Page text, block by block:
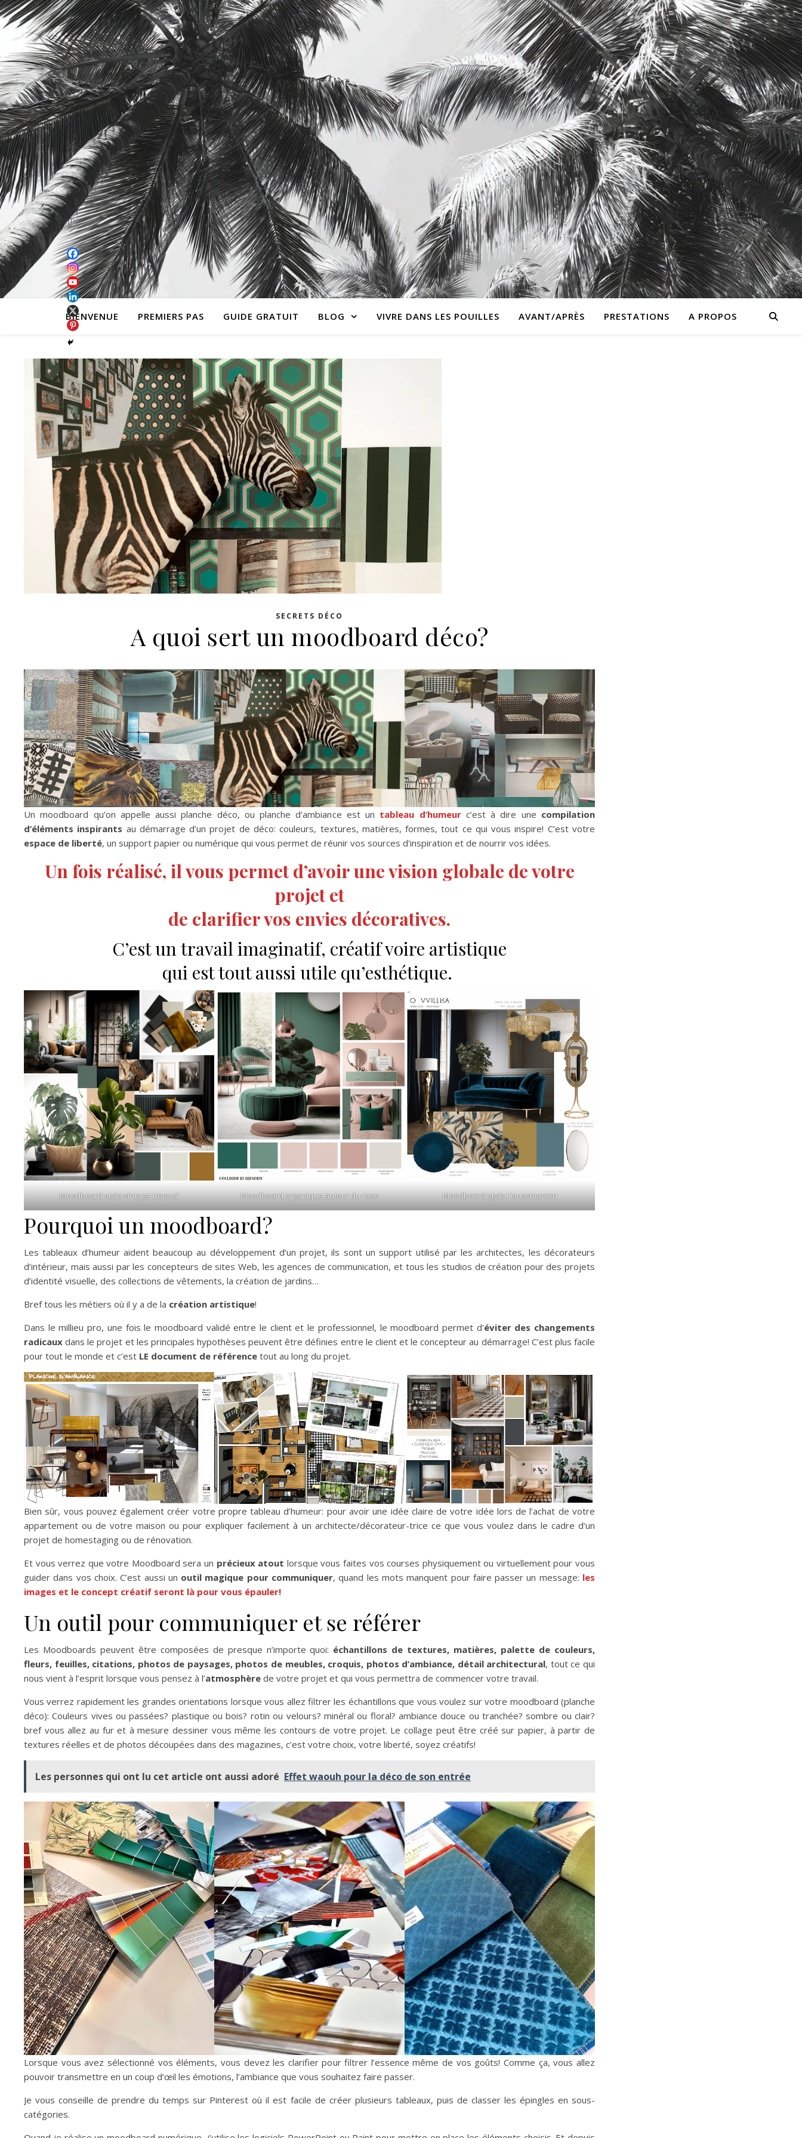
BIENVENUE PREMIERS PAS GUIDE GRATUIT BLOG VIVRE DANS LES POUILLES AVANT/APRÈS PRESTATIONS A PROPOS
SECRETS DÉCO
A quoi sert un moodboard déco?
Un moodboard qu’on appelle aussi planche déco, ou planche d’ambiance est un tableau d’humeurc’est à dire une compilation
d’éléments inspirants au démarrage d’un projet de déco: couleurs, textures, matières, formes, tout ce qui vous inspire! C’est votre
espace de liberté, un support papier ou numérique qui vous permet de réunir vos sources d’inspiration et de nourrir vos idées.
Un fois réalisé, il vous permet d’avoir une vision globale de votre
projet et
de clarifier vos envies décoratives.
C’est un travail imaginatif, créatif voire artistique
qui est tout aussi utile qu’esthétique.
Moodboard style vintage tropical Moodboard organique autour du rose Moodboard style Haussmanien
Pourquoi un moodboard?
Les tableaux d’humeur aident beaucoup au développement d’un projet, ils sont un support utilisé par les architectes, les décorateurs
d’intérieur, mais aussi par les concepteurs de sites Web, les agences de communication, et tous les studios de création pour des projets
d’identité visuelle, des collections de vêtements, la création de jardins…
Bref tous les métiers où il y a de la création artistique!
Dans le millieu pro, une fois le moodboard validé entre le client et le professionnel, le moodboard permet d’éviter des changements
radicaux dans le projet et les principales hypothèses peuvent être définies entre le client et le concepteur au démarrage! C’est plus facile
pour tout le monde et c’est LE document de référence tout au long du projet.
Bien sûr, vous pouvez également créer votre propre tableau d’humeur: pour avoir une idée claire de votre idée lors de l’achat de votre
appartement ou de votre maison ou pour expliquer facilement à un architecte/décorateur-trice ce que vous voulez dans le cadre d’un
projet de homestaging ou de rénovation.
Et vous verrez que votre Moodboard sera un précieux atout lorsque vous faites vos courses physiquement ou virtuellement pour vous
guider dans vos choix. C’est aussi un outil magique pour communiquer, quand les mots manquent pour faire passer un message: les
images et le concept créatif seront là pour vous épauler!
Un outil pour communiquer et se référer
Les Moodboards peuvent être composées de presque n’importe quoi: échantillons de textures, matières, palette de couleurs,
fleurs, feuilles, citations, photos de paysages, photos de meubles, croquis, photos d’ambiance, détail architectural, tout ce qui
nous vient à l’esprit lorsque vous pensez à l’atmosphère de votre projet et qui vous permettra de commencer votre travail.
Vous verrez rapidement les grandes orientations lorsque vous allez filtrer les échantillons que vous voulez sur votre moodboard (planche
déco): Couleurs vives ou passées? plastique ou bois? rotin ou velours? minéral ou floral? ambiance douce ou tranchée? sombre ou clair?
bref vous allez au fur et à mesure dessiner vous même les contours de votre projet. Le collage peut être créé sur papier, à partir de
textures réelles et de photos découpées dans des magazines, c’est votre choix, votre liberté, soyez créatifs!
Les personnes qui ont lu cet article ont aussi adoré Effet waouh pour la déco de son entrée
Lorsque vous avez sélectionné vos éléments, vous devez les clarifier pour filtrer l’essence même de vos goûts! Comme ça, vous allez
pouvoir transmettre en un coup d’œil les émotions, l’ambiance que vous souhaitez faire passer.
Je vous conseille de prendre du temps sur Pinterest où il est facile de créer plusieurs tableaux, puis de classer les épingles en sous-
catégories.